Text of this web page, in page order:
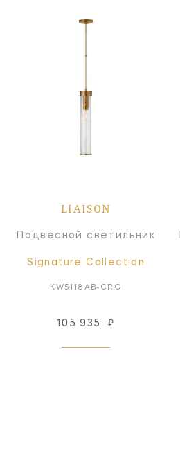
LIAISON
Подвесной светильник
Signature Collection
KW5118AB-CRG
105 935 ₽